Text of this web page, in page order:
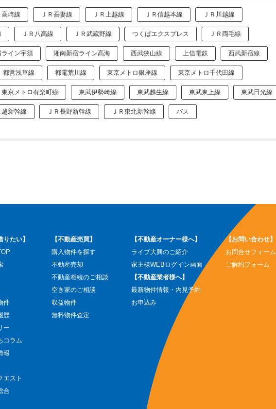
高崎線 ＪＲ吾妻線 ＪＲ上越線 ＪＲ信越本線 ＪＲ川越線
ＪＲ八高線 ＪＲ武蔵野線 つくばエクスプレス ＪＲ両毛線
イン宇須 湘南新宿ライン高海 西武狭山線 上信電鉄 西武新宿線
都営浅草線 都電荒川線 東京メトロ銀座線 東京メトロ千代田線
東京メトロ有楽町線 東武伊勢崎線 東武越生線 東武東上線 東武日光線
越新幹線 ＪＲ長野新幹線 ＪＲ東北新幹線 バス
りたい】
件
歴
ー
コラム
報
エスト
合
【不動産売買】
購入物件を探す
不動産売却
不動産相続のご相談
空き家のご相談
収益物件
無料物件査定
【不動産オーナー様へ】
ライブ大興のご紹介
家主様WEBログイン画面
【不動産業者様へ】
最新物件情報・内見予約
お申込み
【お問い合わせ】
お問合せフォーム
ご解約フォーム